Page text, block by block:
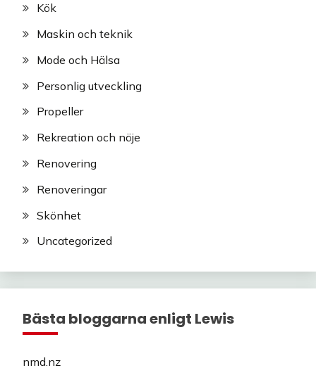
Kök
Maskin och teknik
Mode och Hälsa
Personlig utveckling
Propeller
Rekreation och nöje
Renovering
Renoveringar
Skönhet
Uncategorized
Bästa bloggarna enligt Lewis
nmd.nz